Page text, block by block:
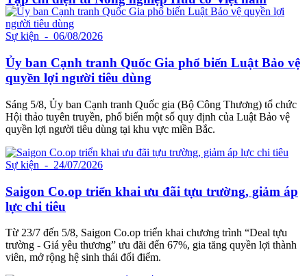
Sự kiện - 06/08/2026
Ủy ban Cạnh tranh Quốc Gia phổ biến Luật Bảo vệ
quyền lợi người tiêu dùng
Sáng 5/8, Ủy ban Cạnh tranh Quốc gia (Bộ Công Thương) tổ chức
Hội thảo tuyên truyền, phổ biến một số quy định của Luật Bảo vệ
quyền lợi người tiêu dùng tại khu vực miền Bắc.
Sự kiện - 24/07/2026
Saigon Co.op triển khai ưu đãi tựu trường, giảm áp
lực chi tiêu
Từ 23/7 đến 5/8, Saigon Co.op triển khai chương trình “Deal tựu
trường - Giá yêu thương” ưu đãi đến 67%, gia tăng quyền lợi thành
viên, mở rộng hệ sinh thái đổi điểm.